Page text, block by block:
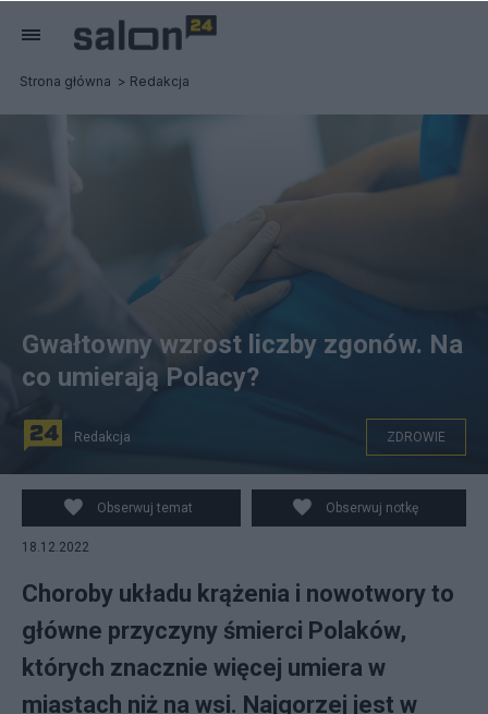
Strona główna Redakcja
Na co umierają Polacy? (fot. Pixabay)
Gwałtowny wzrost liczby zgonów. Na
co umierają Polacy?
Redakcja ZDROWIE
Obserwuj temat Obserwuj notkę
18.12.2022
Choroby układu krążenia i nowotwory to
główne przyczyny śmierci Polaków,
których znacznie więcej umiera w
miastach niż na wsi. Najgorzej jest w